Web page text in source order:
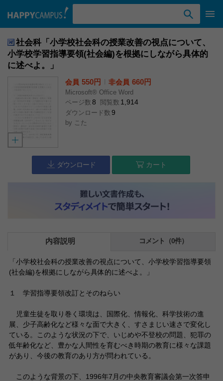
社会科「小学校社会科の授業改善の視点について、
小学校学習指導要領(社会編)を根拠にしながら具体的
に述べよ。」
会員 550円 非会員 660円
Microsoft® Office Word
ページ数 8 閲覧数 1,914
ダウンロード数 9
by こた
ダウンロード カート
内容説明 コメント（0件）
「小学校社会科の授業改善の視点について、小学校学習指導要領
(社会編)を根拠にしながら具体的に述べよ。」
１ 学習指導要領改訂とそのねらい
児童生徒を取り巻く環境は、国際化、情報化、科学技術の進
展、少子高齢化など様々な面で大きく、すさまじい速さで変化し
ている。このような状況の下で、いじめや不登校の問題、犯罪の
低年齢化など、豊かな人間性を育むべき時期の教育に様々な課題
があり、今後の教育のあり方が問われている。
このような背景の下、1996年7月の中央教育審議会第一次答申